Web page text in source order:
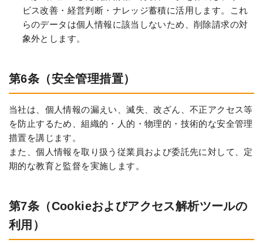
ビス改善・経営判断・ナレッジ蓄積に活用します。これ
らのデータは個人情報に該当しないため、削除請求の対
象外とします。
第6条（安全管理措置）
当社は、個人情報の漏えい、滅失、改ざん、不正アクセス等
を防止するため、組織的・人的・物理的・技術的な安全管理
措置を講じます。
また、個人情報を取り扱う従業員および委託先に対して、定
期的な教育と監督を実施します。
第7条（Cookieおよびアクセス解析ツールの
利用）